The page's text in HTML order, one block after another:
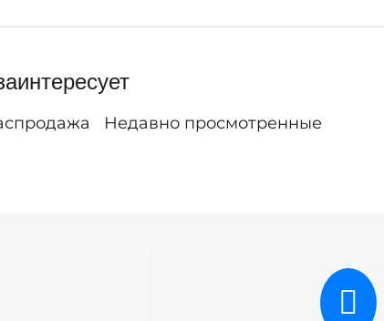
Недавно просмотренные